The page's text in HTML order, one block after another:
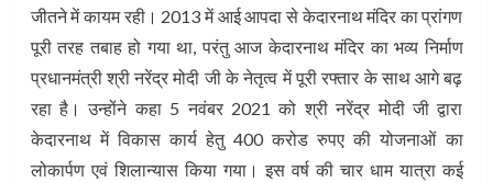
जीतने में कायम रही। 2013 में आई आपदा से केदारनाथ मंदिर का प्रांगण
पूरी तरह तबाह हो गया था, परंतु आज केदारनाथ मंदिर का भव्य निर्माण
प्रधानमंत्री श्री नरेंद्र मोदी जी के नेतृत्व में पूरी रफ्तार के साथ आगे बढ़
रहा है। उन्होंने कहा 5 नवंबर 2021 को श्री नरेंद्र मोदी जी द्वारा
केदारनाथ में विकास कार्य हेतु 400 करोड रुपए की योजनाओं का
लोकार्पण एवं शिलान्यास किया गया। इस वर्ष की चार धाम यात्रा कई